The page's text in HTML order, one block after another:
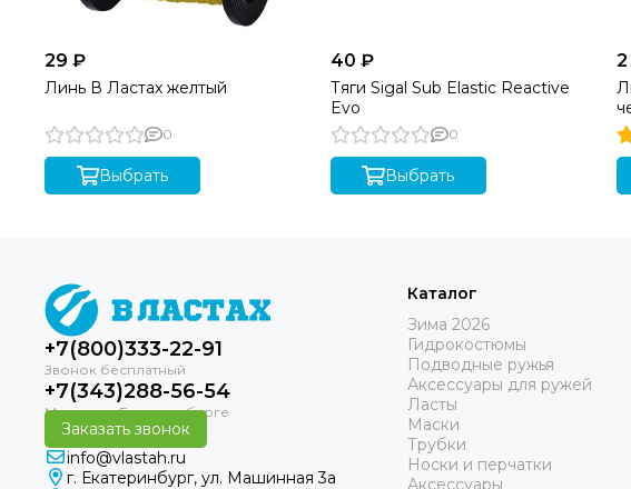
29 ₽
Линь В Ластах желтый
0
Выбрать
40 ₽
Тяги Sigal Sub Elastic Reactive
Evo
0
Выбрать
+7(800)333-22-91
+7(343)288-56-54
Заказать звонок
info@vlastah.ru
г. Екатеринбург, ул. Машинная 3а
Каталог
Зима 2026
Гидрокостюмы
Подводные ружья
Аксессуары для ружей
Ласты
Маски
Трубки
Носки и перчатки
Аксессуары